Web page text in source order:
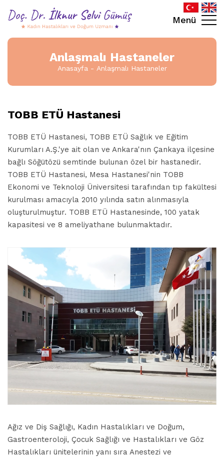
Menü
Anlaşmalı Hastaneler
Anasayfa Anlaşmalı Hastaneler
TOBB ETÜ Hastanesi
TOBB ETÜ Hastanesi, TOBB ETÜ Sağlık ve Eğitim
Kurumları A.Ş.'ye ait olan ve Ankara'nın Çankaya ilçesine
bağlı Söğütözü semtinde bulunan özel bir hastanedir.
TOBB ETÜ Hastanesi, Mesa Hastanesi'nin TOBB
Ekonomi ve Teknoloji Üniversitesi tarafından tıp fakültesi
kurulması amacıyla 2010 yılında satın alınmasıyla
oluşturulmuştur. TOBB ETÜ Hastanesinde, 100 yatak
kapasitesi ve 8 ameliyathane bulunmaktadır.
Ağız ve Diş Sağlığı, Kadın Hastalıkları ve Doğum,
Gastroenteroloji, Çocuk Sağlığı ve Hastalıkları ve Göz
Hastalıkları ünitelerinin yanı sıra Anestezi ve